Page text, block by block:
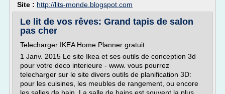
Site : http://lits-monde.blogspot.com
Le lit de vos rêves: Grand tapis de salon
pas cher
Telecharger IKEA Home Planner gratuit
1 Janv. 2015 Le site Ikea et ses outils de conception 3d
pour votre deco interieure - www. vous pourrez
telecharger sur le site divers outils de planification 3D:
pour les cuisines, les meubles de rangement, ou encore